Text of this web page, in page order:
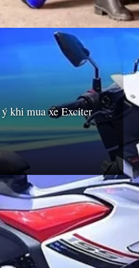
khi mua xe Exciter